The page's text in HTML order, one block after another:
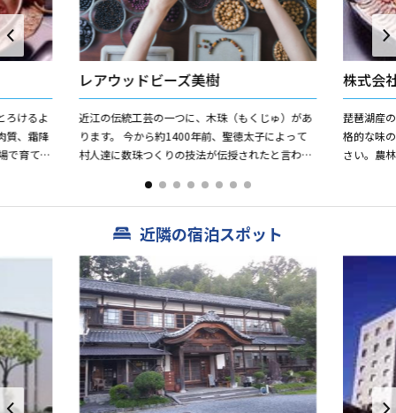
ろけるよ
質、霜降
レアウッドビーズ美樹
近江の伝統工芸の一つに、木珠（もくじゅ）があ
ります。 今から約1400年前、聖徳太子によって
村人達に数珠つくりの技法が伝授されたと言われ
数珠玉）の生産量は...
株式会
琵琶湖産
格的な味
さい。農
近隣の宿泊スポット